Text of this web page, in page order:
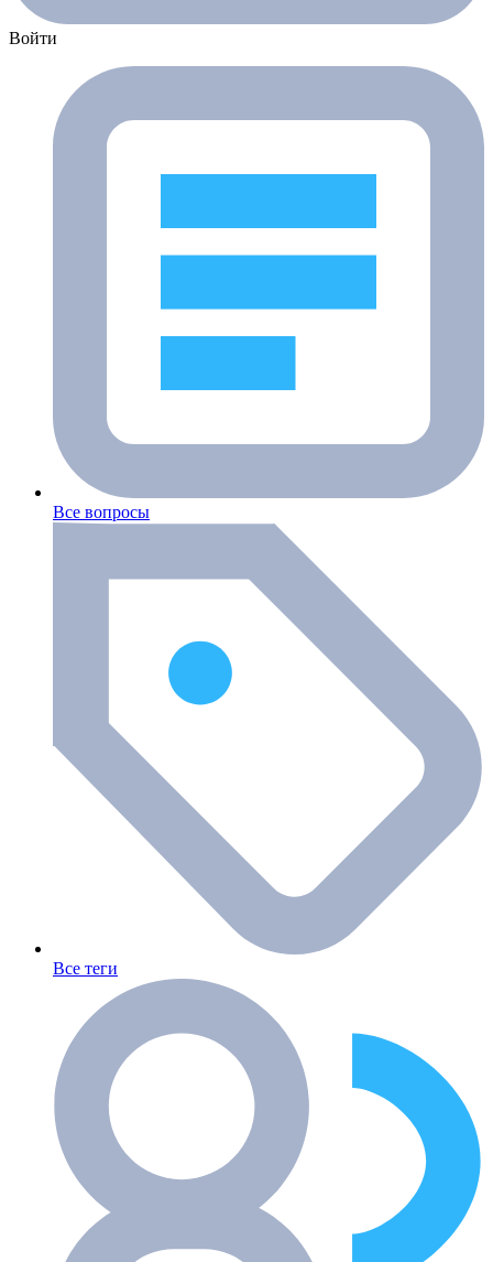
Войти
Все вопросы
Все теги